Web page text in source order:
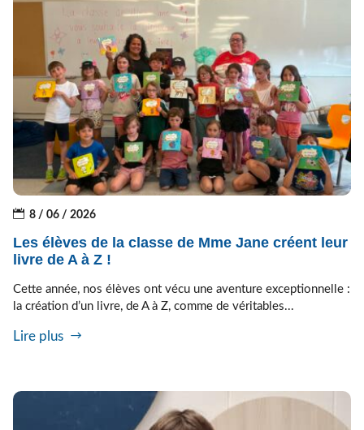
8 / 06 / 2026
Les élèves de la classe de Mme Jane créent leur
livre de A à Z !
Cette année, nos élèves ont vécu une aventure exceptionnelle :
la création d’un livre, de A à Z, comme de véritables...
Lire plus